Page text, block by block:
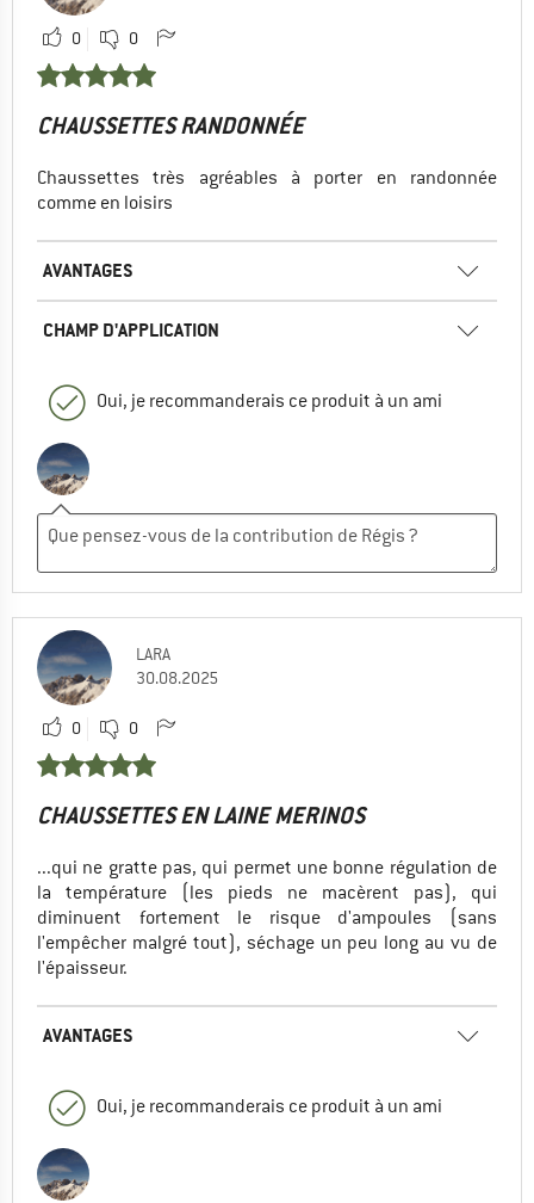
0 0
CHAUSSETTES RANDONNÉE
Chaussettes très agréables à porter en randonnée
comme en loisirs
AVANTAGES
CHAMP D'APPLICATION
Oui, je recommanderais ce produit à un ami
LARA
30.08.2025
0 0
CHAUSSETTES EN LAINE MERINOS
...qui ne gratte pas, qui permet une bonne régulation de
la température (les pieds ne macèrent pas), qui
diminuent fortement le risque d'ampoules (sans
l'empêcher malgré tout), séchage un peu long au vu de
l'épaisseur.
AVANTAGES
Oui, je recommanderais ce produit à un ami